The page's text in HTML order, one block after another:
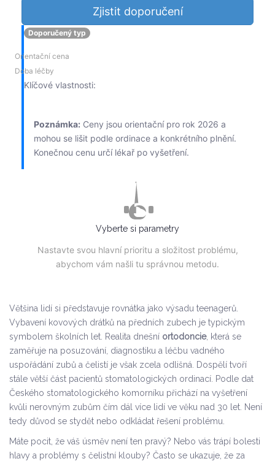
Zjistit doporučení
Doporučený typ
Orientační cena
Doba léčby
Klíčové vlastnosti:
Poznámka: Ceny jsou orientační pro rok 2026 a
mohou se lišit podle ordinace a konkrétního plnění.
Konečnou cenu určí lékař po vyšetření.
Vyberte si parametry
Nastavte svou hlavní prioritu a složitost problému,
abychom vám našli tu správnou metodu.
Většina lidí si představuje rovnátka jako výsadu teenagerů.
Vybavení kovových drátků na předních zubech je typickým
symbolem školních let. Realita dnešní ortodoncie, která se
zaměřuje na posuzování, diagnostiku a léčbu vadného
uspořádání zubů a čelistí je však zcela odlišná. Dospělí tvoří
stále větší část pacientů stomatologických ordinací. Podle dat
Českého stomatologického komorníku přichází na vyšetření
kvůli nerovným zubům čím dál více lidí ve věku nad 30 let. Není
tedy důvod se stydět nebo odkládat řešení problému.
Máte pocit, že váš úsměv není ten pravý? Nebo vás trápí bolesti
hlavy a problémy s čelistní klouby? Často se ukazuje, že za